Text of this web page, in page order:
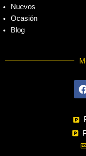
Nuevos
Ocasión
Blog
k